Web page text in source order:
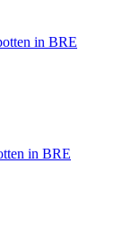
in BRE
in BRE